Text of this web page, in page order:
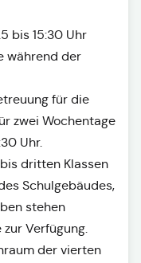
bis 15:30 Uhr
während der
für die
zwei Wochentage
Uhr.
dritten Klassen
Schulgebäudes,
stehen
zur Verfügung.
der vierten